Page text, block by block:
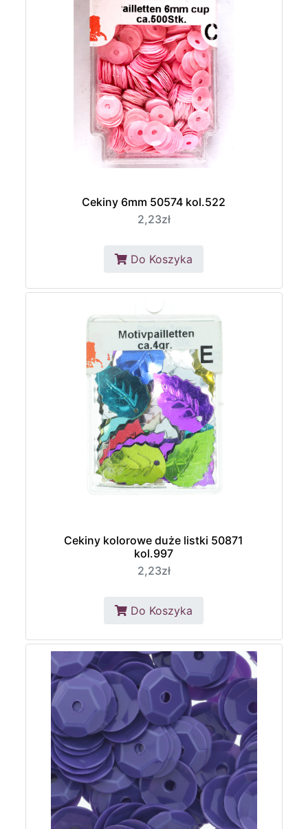
Cekiny 6mm 50574 kol.522
2,23zł
Do Koszyka
Cekiny kolorowe duże listki 50871
kol.997
2,23zł
Do Koszyka